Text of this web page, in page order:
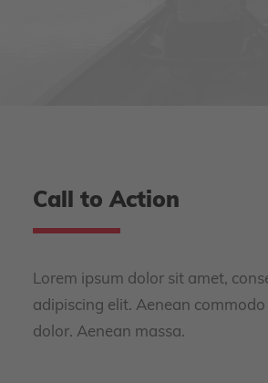
Call to Action
Lorem ipsum dolor sit amet,
adipiscing elit. Aenean
dolor. Aenean massa.